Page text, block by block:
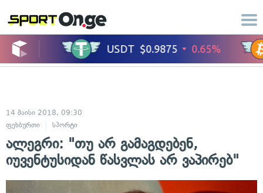
14 მაისი 2018, 09:30
ფეხბურთი
სპორტი
ალეგრი: "თუ არ გამაგდებენ,
იუვენტუსიდან წასვლას არ ვაპირებ"